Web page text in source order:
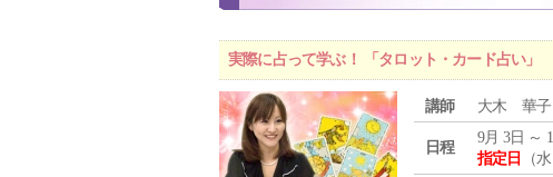
実際に占って学ぶ！ 「タロット・カード占い」
講師 大木 華子
日程
9月 3日 ～
指定日
（水